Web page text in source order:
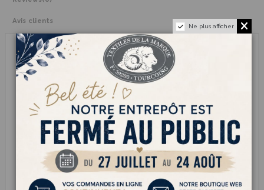
Avis clients
Avec son aspect délicatement ondé et sa grande légèreté,
PLUMEapporte une touche originale et pleine de douceur à tous
les projets tricot. Son mélange d’acrylique, de laine et de polyester
offre un équilibre idéal entre confort, chaleur et facilité d’entretien.
Son fil fantaisie crée naturellement du relief et du volume sans
effort, pour des tricots vivants et pleins de charme. Tricoté en
aiguilles n°3.5 , LANA PLUME permet de réaliser des ouvrages
souples, légers et agréables à porter au quotidien.
Parfait pour les pulls délicats, les gilets confortables, les accessoires
moelleux ou les créations au style doux, ce fil séduit par son rendu
original et sa texture pleine de mouvement.
Ne plus afficher